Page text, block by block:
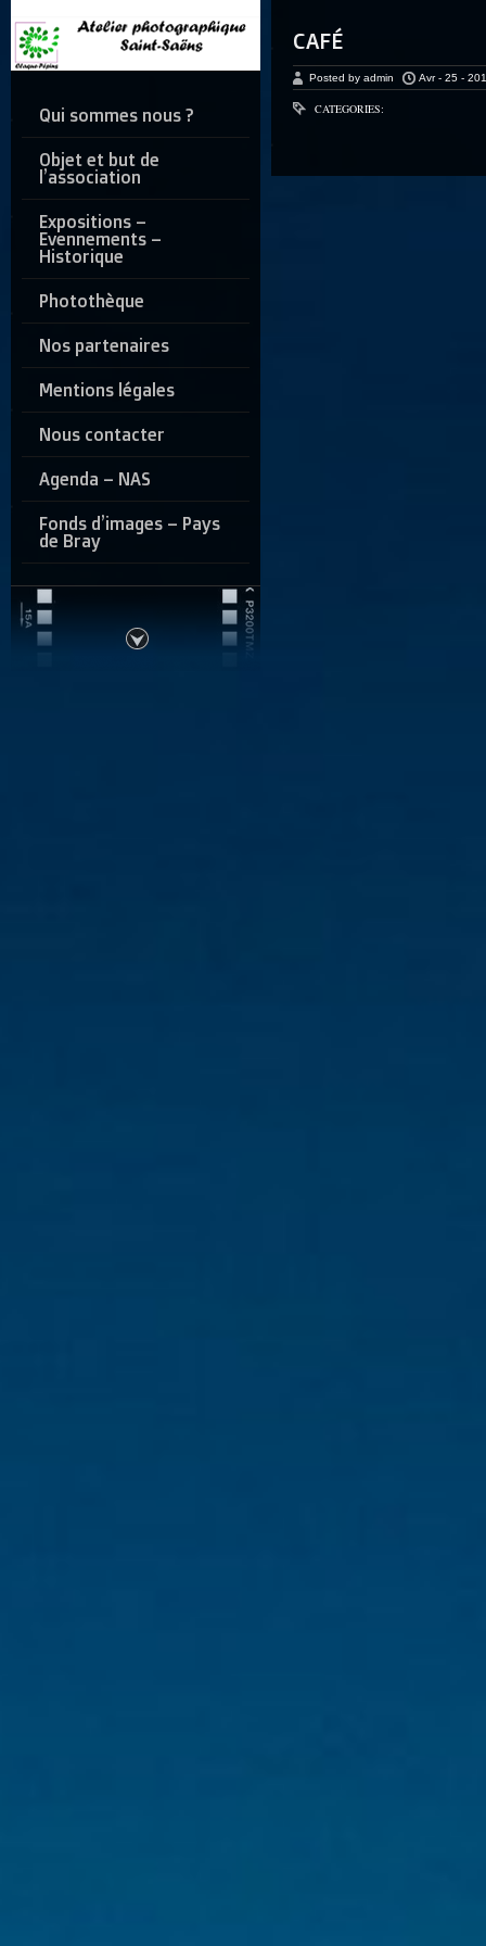
Qui sommes nous ?
Objet et but de
l’association
Expositions –
Evennements –
Historique
Photothèque
Nos partenaires
Mentions légales
Nous contacter
Agenda – NAS
Fonds d’images – Pays
de Bray
CAFÉ
Posted by admin Avr - 25 -
CATEGORIES: